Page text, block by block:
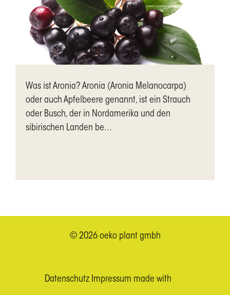
Was ist Aronia? Aronia (Aronia Melanocarpa)
oder auch Apfelbeere genannt, ist ein Strauch
oder Busch, der in Nordamerika und den
sibirischen Landen be...
© 2026 oeko plant gmbh
Datenschutz Impressum made with